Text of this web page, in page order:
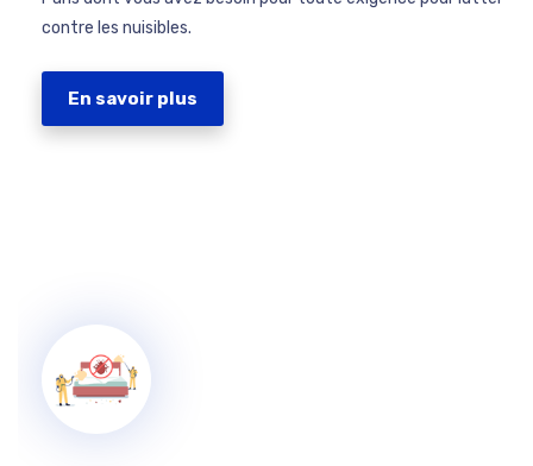
contre les nuisibles.
En savoir plus